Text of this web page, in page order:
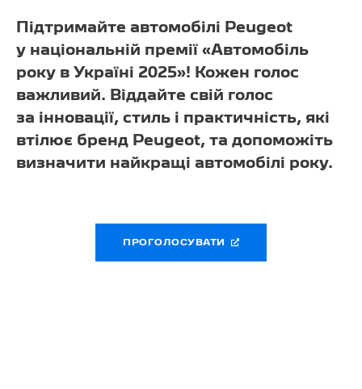
Підтримайте автомобілі Peugeot
у національній премії «Автомобіль
року в Україні 2025»! Кожен голос
важливий. Віддайте свій голос
за інновації, стиль і практичність, які
втілює бренд Peugeot, та допоможіть
визначити найкращі автомобілі року.
ПРОГОЛОСУВАТИ